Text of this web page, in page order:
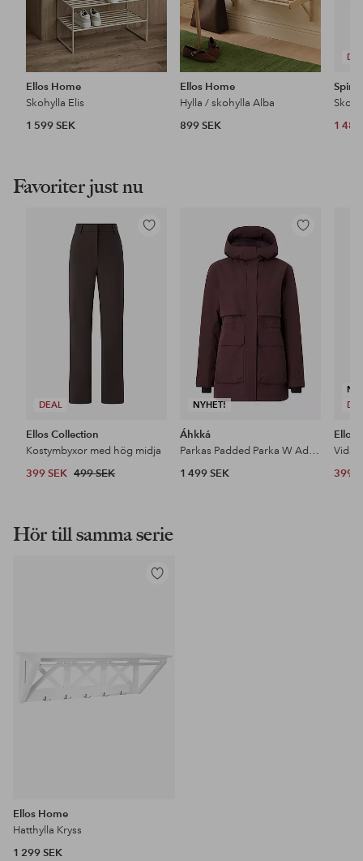
Ellos Home
Skohylla Elis
1 599 SEK
Ellos Home
Hylla / skohylla Alba
899 SEK
1 481
Favoriter just nu
DEAL
Lägg
Ellos Collection
Kostymbyxor med hög midja
399 SEK 499 SEK
NYHET!
Lägg
favoriter
Áhkká
Parkas Padded Parka W Adjustable Waist
1 499 SEK
Ellos
399
Hör till samma serie
Lägg
Ellos Home
Hatthylla Kryss
1 299 SEK